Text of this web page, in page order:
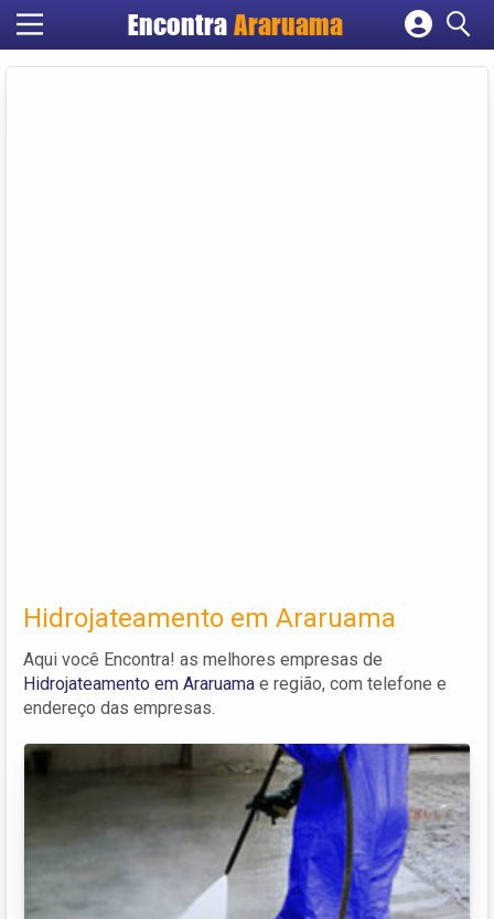
EncontraAraruama
Cadastrar empresa
Hidrojateamento em Araruama
Aqui você Encontra! as melhores empresas de
Hidrojateamento em Araruama e região, com telefone e
endereço das empresas.